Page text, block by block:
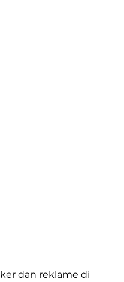
dan reklame di